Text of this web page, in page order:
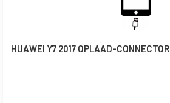
HUAWEI Y7 2017 OPLAAD-CONNECTOR